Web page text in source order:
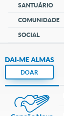
SANTUÁRIO
COMUNIDADE
SOCIAL
DAI-ME ALMAS
DOAR